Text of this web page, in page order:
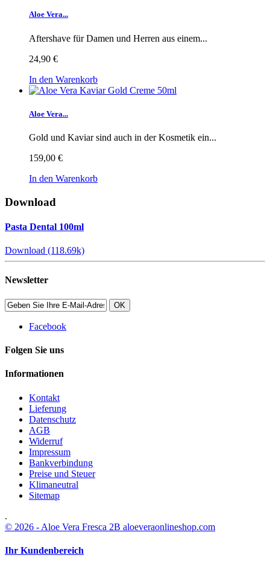
Aloe Vera...
Aftershave für Damen und Herren aus einem...
24,90 €
In den Warenkorb
Aloe Vera...
Gold und Kaviar sind auch in der Kosmetik ein...
159,00 €
In den Warenkorb
Download
Pasta Dental 100ml
Download (118.69k)
Newsletter
OK
Facebook
Folgen Sie uns
Informationen
Kontakt
Lieferung
Datenschutz
AGB
Widerruf
Impressum
Bankverbindung
Preise und Steuer
Klimaneutral
Sitemap
.
© 2026 - Aloe Vera Fresca 2B aloeveraonlineshop.com
Ihr Kundenbereich